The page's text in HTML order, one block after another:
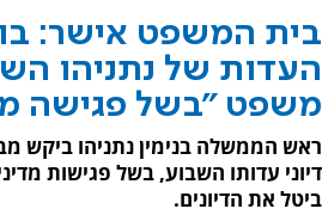
בית המשפט אישר:
העדות של נתניהו
משפט "בשל פגישה
ראש הממשלה בנימין נתניהו ביקש
דיוני עדותו השבוע, בשל פגישות
ביטל את הדיונים.